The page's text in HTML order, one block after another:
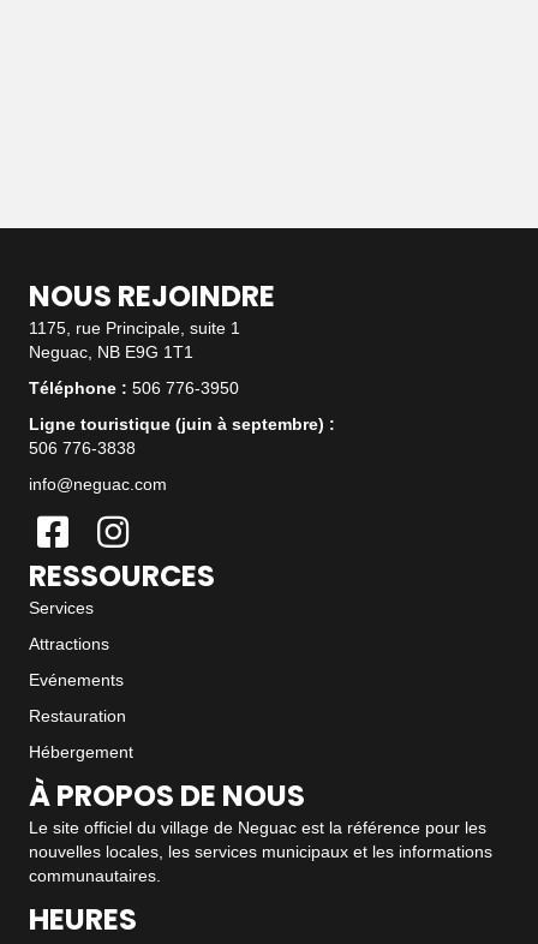
NOUS REJOINDRE
1175, rue Principale, suite 1
Neguac, NB E9G 1T1
Téléphone : 506 776-3950
Ligne touristique (juin à septembre) :
506 776-3838
info@neguac.com
RESSOURCES
Services
Attractions
Evénements
Restauration
Hébergement
À PROPOS DE NOUS
Le site officiel du village de Neguac est la référence pour les
nouvelles locales, les services municipaux et les informations
communautaires.
HEURES